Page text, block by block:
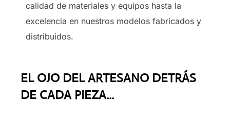
calidad de materiales y equipos hasta la
excelencia en nuestros modelos fabricados y
distribuidos.
EL OJO DEL ARTESANO DETRÁS
DE CADA PIEZA...